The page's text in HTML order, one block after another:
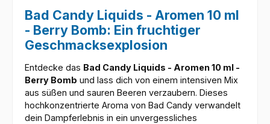
Bad Candy Liquids - Aromen 10 ml
- Berry Bomb: Ein fruchtiger
Geschmacksexplosion
Entdecke das Bad Candy Liquids - Aromen 10 ml -
Berry Bomb und lass dich von einem intensiven Mix
aus süßen und sauren Beeren verzaubern. Dieses
hochkonzentrierte Aroma von Bad Candy verwandelt
dein Dampferlebnis in ein unvergessliches